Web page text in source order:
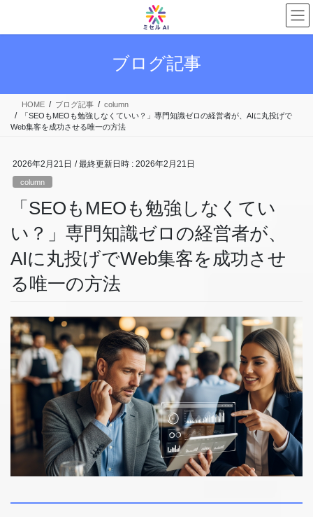
テ
ス
ゲ
ン
ブログ記事
HOME ブログ記事
column
「SEOもMEOも勉強しなくていい？」専門知識ゼロの経営者が、AIに丸投げで
Web集客を成功させる唯一の方法
2026年2月21日 / 最終更新日時 : 2026年2月21日
column
「SEOもMEOも勉強しなくてい
い？」専門知識ゼロの経営者が、
AIに丸投げでWeb集客を成功させ
る唯一の方法